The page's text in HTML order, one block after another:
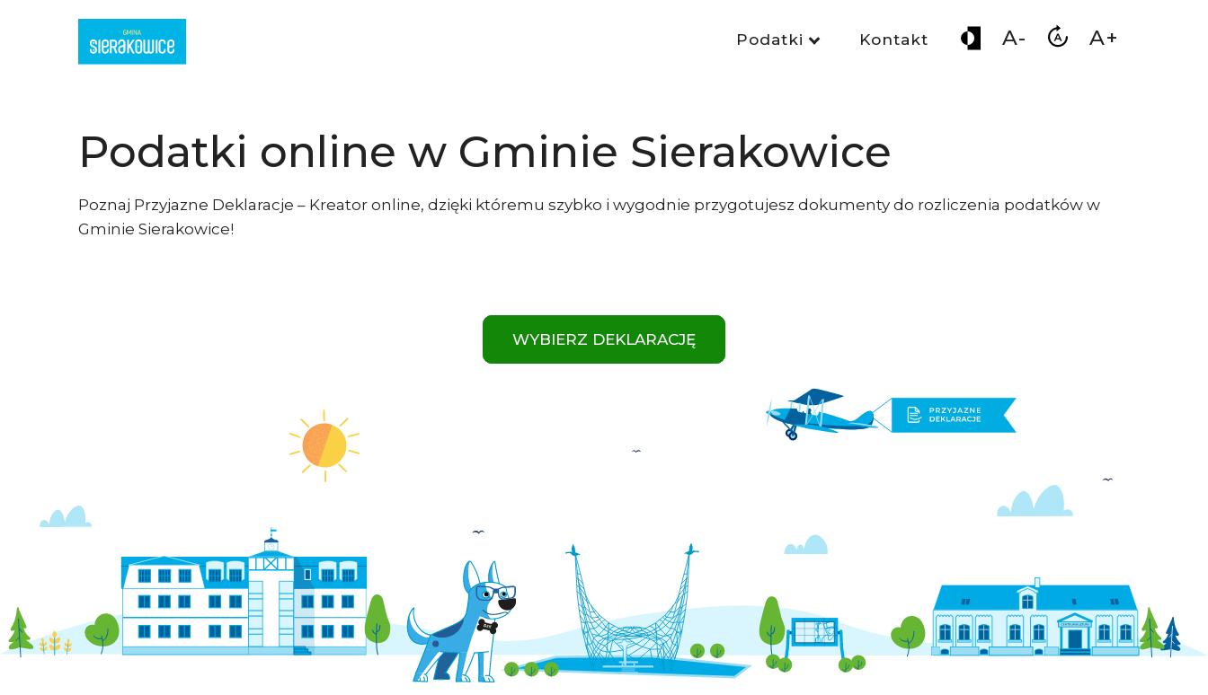
Podatki Kontakt A- A+
Podatki online w Gminie Sierakowice
Poznaj Przyjazne Deklaracje – Kreator online, dzięki któremu szybko i wygodnie przygotujesz dokumenty do rozliczenia podatków w
Gminie Sierakowice!
WYBIERZ DEKLARACJĘ